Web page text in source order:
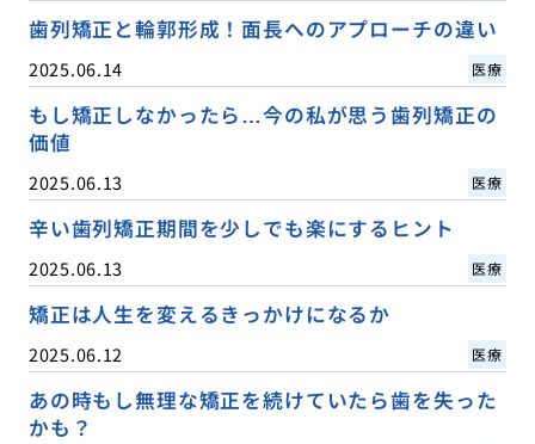
歯列矯正と輪郭形成！面長へのアプローチの違い
2025.06.14 医療
もし矯正しなかったら…今の私が思う歯列矯正の
価値
2025.06.13 医療
辛い歯列矯正期間を少しでも楽にするヒント
2025.06.13 医療
矯正は人生を変えるきっかけになるか
2025.06.12 医療
あの時もし無理な矯正を続けていたら歯を失った
かも？